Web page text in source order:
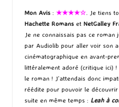
Mon Avis : ★★★★☆ . Je tiens
Hachette Romans et NetGalley
Je ne connaissais pas ce roman
par Audiolib pour aller voir son
cinématographique en avant-
littéralement adoré (critique ici) !
le roman ! J’attendais donc
réédite pour pouvoir le
suite en même temps : Leah à